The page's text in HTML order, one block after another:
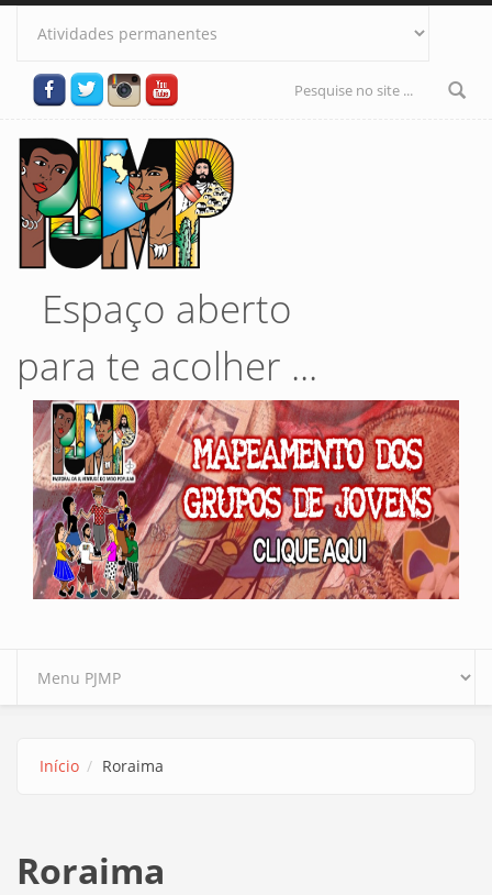
Pular para o conteúdo principal
Formulário
Espaço aberto
para te acolher ...
Início Roraima
Roraima